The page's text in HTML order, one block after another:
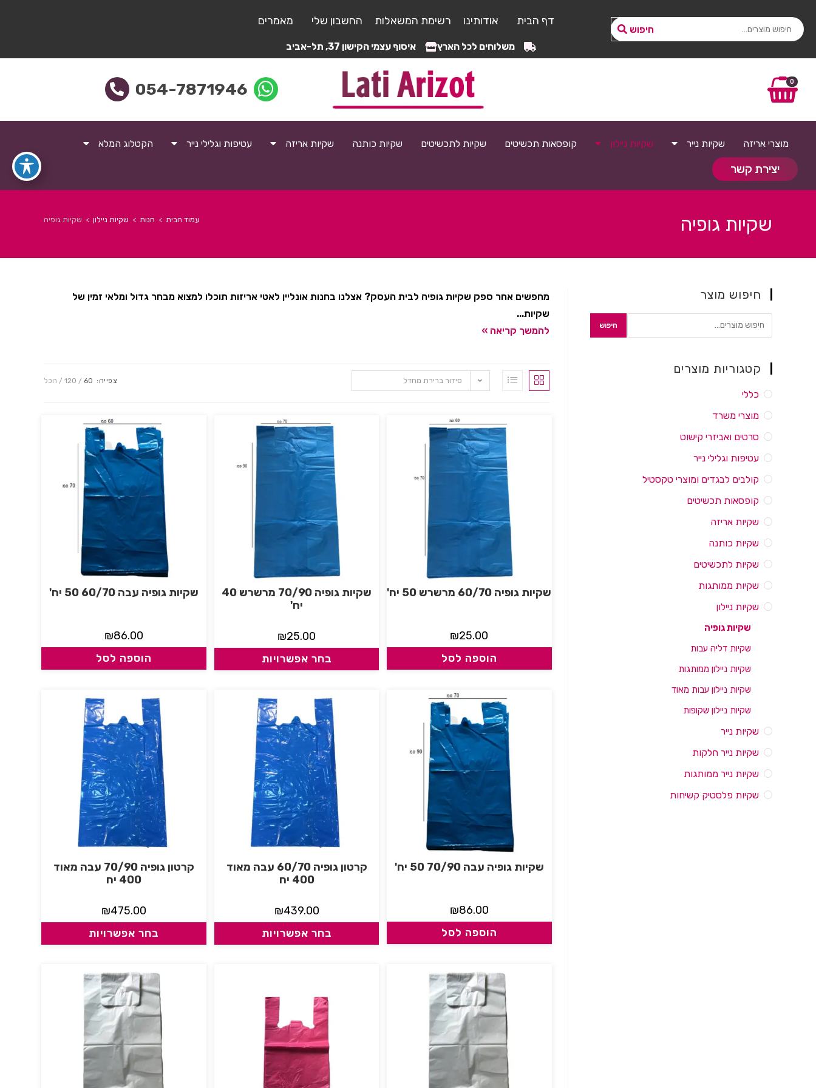
חיפוש
דף הבית אודותינו רשימת המשאלות החשבון שלי מאמרים
משלוחים לכל הארץ איסוף עצמי הקישון 37, תל-אביב
0
054-7871946
מוצרי אריזה שקיות נייר שקיות ניילון קופסאות תכשיטים שקיות לתכשיטים שקיות כותנה שקיות אריזה עטיפות וגלילי נייר הקטלוג המלא
יצירת קשר
שקיות גופיה עמוד הבית > חנות > שקיות ניילון > שקיות גופיה
מחפשים אחר ספק שקיות גופיה לבית העסק? אצלנו בחנות אונליין לאטי אריזות תוכלו למצוא מבחר גדול ומלאי זמין של
שקיות...
להמשך קריאה »
סידור ברירת מחדל צפייה: 60
120 הכל
שקיות גופיה 60/70 מרשרש 50 יח'
₪25.00
הוספה לסל
שקיות גופיה 70/90 מרשרש 40
יח'
₪25.00
בחר אפשרויות
שקיות גופיה עבה 60/70 50 יח'
₪86.00
הוספה לסל
שקיות גופיה עבה 70/90 50 יח'
₪86.00
הוספה לסל
קרטון גופיה 60/70 עבה מאוד
400 יח
₪439.00
בחר אפשרויות
קרטון גופיה 70/90 עבה מאוד
400 יח
₪475.00
בחר אפשרויות
חיפוש מוצר
חיפוש
קטגוריות מוצרים
כללי
מוצרי משרד
סרטים ואביזרי קישוט
עטיפות וגלילי נייר
קולבים לבגדים ומוצרי טקסטיל
קופסאות תכשיטים
שקיות אריזה
שקיות כותנה
שקיות לתכשיטים
שקיות ממותגות
שקיות ניילון
שקיות גופיה
שקיות דליה עבות
שקיות ניילון ממותגות
שקיות ניילון עבות מאוד
שקיות ניילון שקופות
שקיות נייר
שקיות נייר חלקות
שקיות נייר ממותגות
שקיות פלסטיק קשיחות